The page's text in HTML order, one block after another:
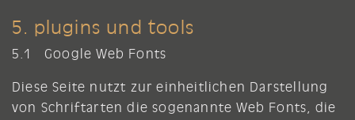
5. plugins und tools
5.1 Google Web Fonts
Diese Seite nutzt zur einheitlichen Darstellung
von Schriftarten die sogenannte Web Fonts, die